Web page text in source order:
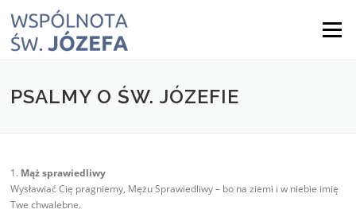
content
Menu
PSALMY O ŚW. JÓZEFIE
1. Mąż sprawiedliwy
Wysławiać Cię pragniemy, Mężu Sprawiedliwy – bo na ziemi i w niebie imię
Twe chwalebne.